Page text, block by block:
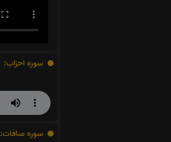
سوره احزاب:
سوره صافات: